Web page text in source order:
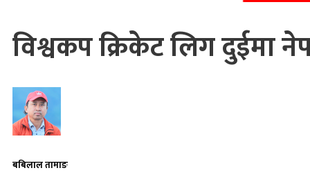
विश्वकप क्रिकेट लिग दुईमा
बबिलाल तामाङ